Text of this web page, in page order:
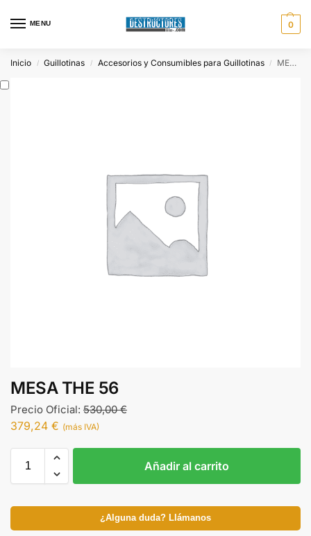
MENU 0
Inicio / Guillotinas / Accesorios y Consumibles para Guillotinas / MESA THE 56
MESA THE 56
Precio Oficial: 530,00€
379,24 € (más IVA)
Añadir al carrito
¿Alguna duda? Llámanos